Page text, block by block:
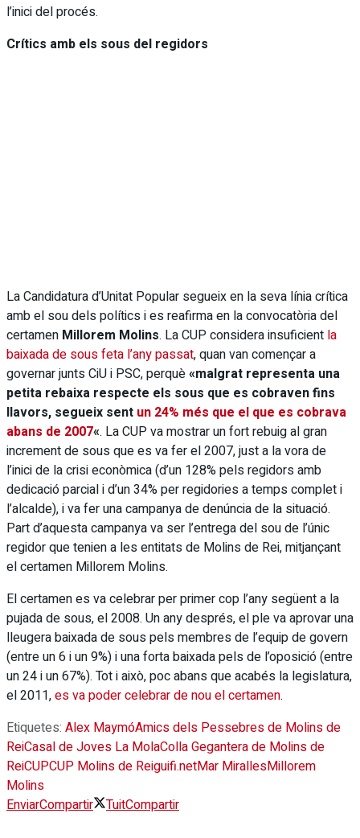
l’inici del procés.
Crítics amb els sous del regidors
La Candidatura d’Unitat Popular segueix en la seva línia crítica
amb el sou dels polítics i es reafirma en la convocatòria del
certamen Millorem Molins. La CUP considera insuficient la
baixada de sous feta l’any passat, quan van començar a
governar junts CiU i PSC, perquè«malgrat representa una
petita rebaixa respecte els sous que es cobraven fins
llavors, segueix sent un 24% més que el que es cobrava
abans de 2007«. La CUP va mostrar un fort rebuig al gran
increment de sous que es va fer el 2007, just a la vora de
l’inici de la crisi econòmica (d’un 128% pels regidors amb
dedicació parcial i d’un 34% per regidories a temps complet i
l’alcalde), i va fer una campanya de denúncia de la situació.
Part d’aquesta campanya va ser l’entrega del sou de l’únic
regidor que tenien a les entitats de Molins de Rei, mitjançant
el certamen Millorem Molins.
El certamen es va celebrar per primer cop l’any següent a la
pujada de sous, el 2008. Un any després, el ple va aprovar una
lleugera baixada de sous pels membres de l’equip de govern
(entre un 6 i un 9%) i una forta baixada pels de l’oposició (entre
un 24 i un 67%). Tot i això, poc abans que acabés la legislatura,
el 2011,es va poder celebrar de nou el certamen.
Etiquetes: Alex MaymóAmics dels Pessebres de Molins de
ReiCasal de Joves La MolaColla Gegantera de Molins de
ReiCUPCUP Molins de Reiguifi.netMar MirallesMillorem
Molins
EnviarCompartir TuitCompartir